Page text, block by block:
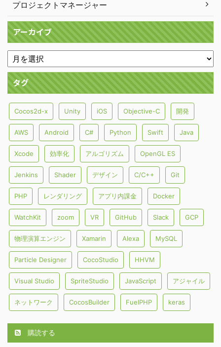
プロジェクトマネージャー
アーカイブ
タグ
Cocos2d-x Unity iOS Objective-C 開発
AWS Android C# Python Swift Java
Xcode 効率化 アルゴリズム OpenGL ES
Jenkins Shader デザイン C/C++ Git
PHP レンダリング アプリ内課金 Docker
WatchKit zoom VR GitHub Slack GCP
物理演算エンジン Xamarin Alexa MySQL
Particle Designer CocoStudio HHVM
Visual Studio SpriteStudio JavaScript アジャイル
ネットワーク CocosBuilder FuelPHP keras
購読する